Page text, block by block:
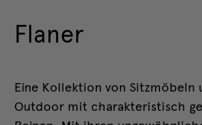
Flaner
Eine Kollektion von Sitzmöbeln
Outdoor mit charakteristisch